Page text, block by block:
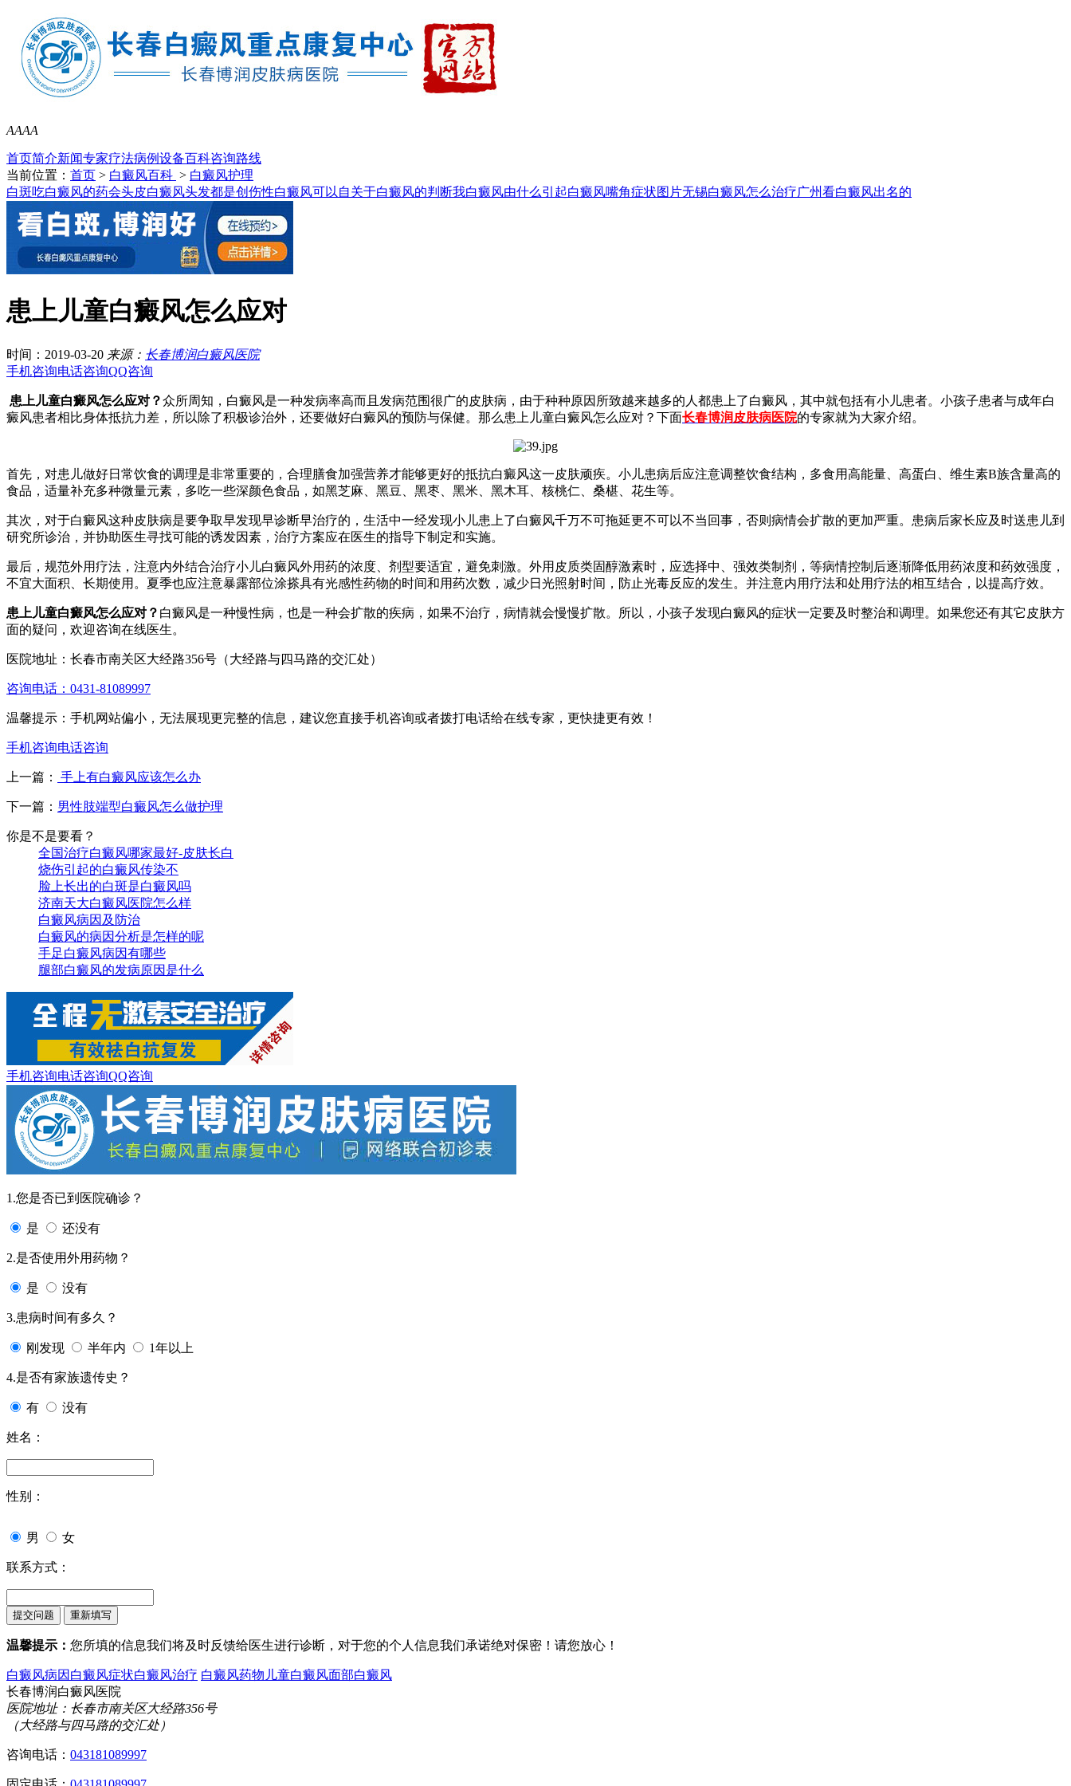
AAAA
首页简介新闻专家疗法病例设备百科咨询路线
当前位置： 首页 > 白癜风百科 > 白癜风护理
白斑吃白癜风的药会头皮白癜风头发都是创伤性白癜风可以自关于白癜风的判断我白癜风由什么引起白癜风嘴角症状图片无锡白癜风怎么治疗广州看白癜风出名的
患上儿童白癜风怎么应对
时间：2019-03-20 来源： 长春博润白癜风医院
手机咨询电话咨询QQ咨询
患上儿童白癜风怎么应对？众所周知，白癜风是一种发病率高而且发病范围很广的皮肤病，由于种种原因所致越来越多的人都患上了白癜风，其中就包括有小儿患者。小孩子患者与成年白
癜风患者相比身体抵抗力差，所以除了积极诊治外，还要做好白癜风的预防与保健。那么患上儿童白癜风怎么应对？下面长春博润皮肤病医院的专家就为大家介绍。
首先，对患儿做好日常饮食的调理是非常重要的，合理膳食加强营养才能够更好的抵抗白癜风这一皮肤顽疾。小儿患病后应注意调整饮食结构，多食用高能量、高蛋白、维生素B族含量高的
食品，适量补充多种微量元素，多吃一些深颜色食品，如黑芝麻、黑豆、黑枣、黑米、黑木耳、核桃仁、桑椹、花生等。
其次，对于白癜风这种皮肤病是要争取早发现早诊断早治疗的，生活中一经发现小儿患上了白癜风千万不可拖延更不可以不当回事，否则病情会扩散的更加严重。患病后家长应及时送患儿到
研究所诊治，并协助医生寻找可能的诱发因素，治疗方案应在医生的指导下制定和实施。
最后，规范外用疗法，注意内外结合治疗小儿白癜风外用药的浓度、剂型要适宜，避免刺激。外用皮质类固醇激素时，应选择中、强效类制剂，等病情控制后逐渐降低用药浓度和药效强度，
不宜大面积、长期使用。夏季也应注意暴露部位涂搽具有光感性药物的时间和用药次数，减少日光照射时间，防止光毒反应的发生。并注意内用疗法和处用疗法的相互结合，以提高疗效。
患上儿童白癜风怎么应对？ 白癜风是一种慢性病，也是一种会扩散的疾病，如果不治疗，病情就会慢慢扩散。所以，小孩子发现白癜风的症状一定要及时整治和调理。如果您还有其它皮肤方
面的疑问，欢迎咨询在线医生。
医院地址：长春市南关区大经路356号（大经路与四马路的交汇处）
咨询电话：0431-81089997
温馨提示：手机网站偏小，无法展现更完整的信息，建议您直接手机咨询或者拨打电话给在线专家，更快捷更有效！
手机咨询电话咨询
上一篇： 手上有白癜风应该怎么办
下一篇： 男性肢端型白癜风怎么做护理
你是不是要看？
全国治疗白癜风哪家最好-皮肤长白
烧伤引起的白癜风传染不
脸上长出的白斑是白癜风吗
济南天大白癜风医院怎么样
白癜风病因及防治
白癜风的病因分析是怎样的呢
手足白癜风病因有哪些
腿部白癜风的发病原因是什么
手机咨询电话咨询QQ咨询
1.您是否已到医院确诊？
是 还没有
2.是否使用外用药物？
是 没有
3.患病时间有多久？
刚发现 半年内 1年以上
4.是否有家族遗传史？
有 没有
姓名：
性别：
男 女
联系方式：
温馨提示： 您所填的信息我们将及时反馈给医生进行诊断，对于您的个人信息我们承诺绝对保密！请您放心！
白癜风病因 白癜风症状白癜风治疗 白癜风药物 儿童白癜风面部白癜风
长春博润白癜风医院
医院地址：长春市南关区大经路356号
（大经路与四马路的交汇处）
咨询电话： 043181089997